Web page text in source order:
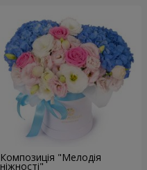
Композиція "Мелодія
ніжності"